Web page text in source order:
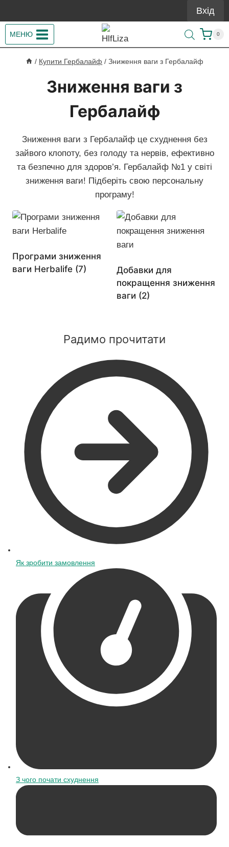
до
вмісту
Вхід
МЕНЮ 0
/ Купити Гербалайф / Зниження ваги з Гербалайф
Зниження ваги з
Гербалайф
Зниження ваги з Гербалайф це схуднення без
зайвого клопоту, без голоду та нервів, ефективно
та безпечно для здоров’я. Гербалайф №1 у світі
зниження ваги! Підберіть свою персональну
програму!
Програми зниження
ваги Herbalife (7)
Добавки для
покращення зниження
ваги (2)
Радимо прочитати
Як зробити замовлення
З чого почати схуднення